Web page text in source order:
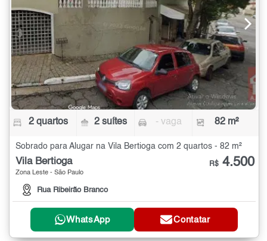
2 quartos 2 suítes - vaga 82 m²
Sobrado para Alugar na Vila Bertioga com 2 quartos - 82 m²
Vila Bertioga
Zona Leste - São Paulo
Rua Ribeirão Branco
R$ 4.500
WhatsApp Contatar